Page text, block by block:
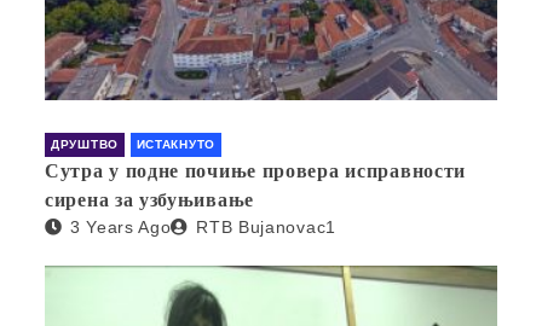
ДРУШТВО ИСТАКНУТО
Сутра у подне почиње провера исправности
сирена за узбуњивање
3 Years Ago RTB Bujanovac1